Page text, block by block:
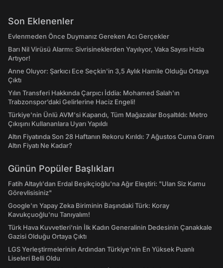
Son Eklenenler
Evlenmeden Önce Duymanız Gereken Acı Gerçekler
Barı Nil Virüsü Alarmı: Sivrisineklerden Yayılıyor, Vaka Sayısı Hızla
Artıyor!
Anne Oluyor: Şarkıcı Ece Seçkin'in 3,5 Aylık Hamile Olduğu Ortaya
Çıktı
Yılın Transferi Hakkında Çarpıcı İddia: Mohamed Salah'ın
Trabzonspor’daki Gelirlerine Haciz Engeli!
Türkiye'nin Ünlü AVM'si Kapandı, Tüm Mağazalar Boşaltıldı: Metro
Çıkışını Kullananlara Uyarı Yapıldı
Altın Fiyatında Son 28 Haftanın Rekoru Kırıldı: 7 Ağustos Cuma Gram
Altın Fiyatı Ne Kadar?
Günün Popüler Başlıkları
Fatih Altaylı'dan Erdal Beşikçioğlu'na Ağır Eleştiri: "Ulan Siz Kamu
Görevlisisiniz"
Google'ın Yapay Zeka Biriminin Başındaki Türk: Koray
Kavukçuoğlu'nu Tanıyalım!
Türk Hava Kuvvetleri'nin İlk Kadın Generalinin Dedesinin Çanakkale
Gazisi Olduğu Ortaya Çıktı
LGS Yerleştirmelerinin Ardından Türkiye'nin En Yüksek Puanlı
Liseleri Belli Oldu